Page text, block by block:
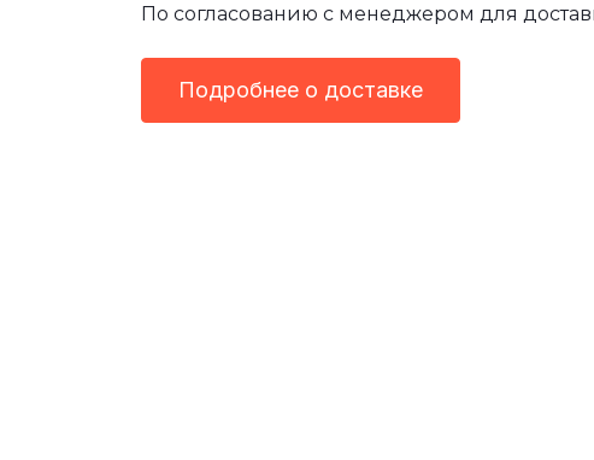
По согласованию с менеджером для
Подробнее о доставке